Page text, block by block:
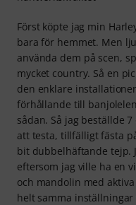
Först köpte jag min
bara för hemmet. Men
använda dem på scen,
mycket country. Så en
den enklare
förhållande till
sådan. Så jag beställde
att testa, tillfälligt fästa
bit dubbelhäftande tejp.
eftersom jag ville ha en
och mandolin med
helt samma